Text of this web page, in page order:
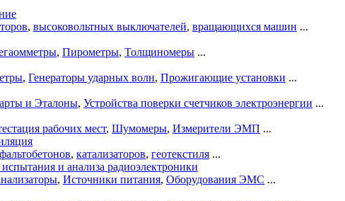
, высоковольтных выключателей, вращающихся машин ...
, Пирометры, Толщиномеры ...
, Генераторы ударных волн, Прожигающие установки ...
и Эталоны, Устройства поверки счетчиков электроэнергии ...
рабочих мест, Шумомеры, Измерители ЭМП ...
, катализаторов, геотекстиля ...
и анализа радиоэлектроники
, Источники питания, Оборудования ЭМС ...